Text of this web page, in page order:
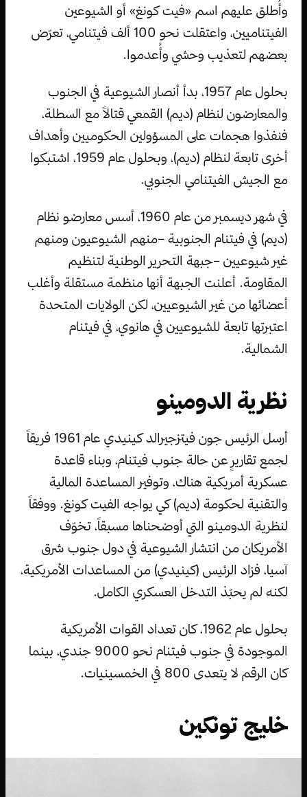
وأُطلق عليهم اسم «فيت كونغ» أو الشيوعين
الفيتناميين، واعتقلت نحو 100 ألف فيتنامي، تعرّض
بعضهم لتعذيب وحشي وأُعدموا.
بحلول عام 1957، بدأ أنصار الشيوعية في الجنوب
والمعارضون لنظام (ديم) القمعي قتالاً مع السطلة،
فنفذوا هجمات على المسؤولين الحكوميين وأهداف
أخرى تابعة لنظام (ديم)، وبحلول عام 1959، اشتبكوا
مع الجيش الفيتنامي الجنوبي.
في شهر ديسمبر من عام 1960، أسس معارضو نظام
(ديم) في فيتنام الجنوبية –منهم الشيوعيون ومنهم
غير شيوعيين –جبهة التحرير الوطنية لتنظيم
المقاومة. أعلنت الجبهة أنها منظمة مستقلة وأغلب
أعضائها من غير الشيوعيين، لكن الولايات المتحدة
اعتبرتها تابعة للشيوعيين في هانوي، في فيتنام
الشمالية.
نظرية الدومينو
أرسل الرئيس جون فيتزجيرالد كينيدي عام 1961 فريقاً
لجمع تقاريرٍ عن حالة جنوب فيتنام، وبناء قاعدة
عسكرية أمريكية هناك، وتوفير المساعدة المالية
والتقنية لحكومة (ديم) كي يواجه الفيت كونغ. ووفقاً
لنظرية الدومينو التي أوضحناها مسبقاً، تخوّف
الأمريكان من انتشار الشيوعية في دول جنوب شرق
آسيا، فزاد الرئيس (كينيدي) من المساعدات الأمريكية،
لكنه لم يحبّذ التدخل العسكري الكامل.
بحلول عام 1962، كان تعداد القوات الأمريكية
الموجودة في جنوب فيتنام نحو 9000 جندي، بينما
كان الرقم لا يتعدى 800 في الخمسينيات.
خليج تونكين